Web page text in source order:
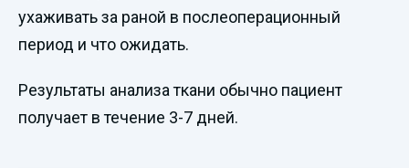
ухаживать за раной в послеоперационный
период и что ожидать.
Результаты анализа ткани обычно пациент
получает в течение 3-7 дней.